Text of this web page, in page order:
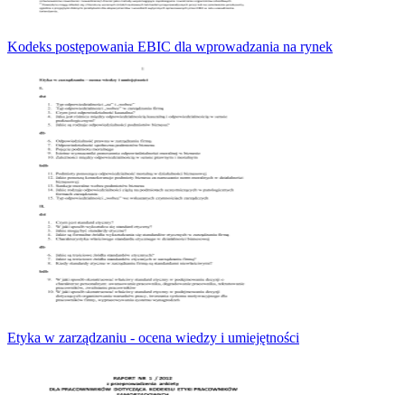
Kodeks postępowania EBIC dla wprowadzania na rynek
Etyka w zarządzaniu - ocena wiedzy i umiejętności